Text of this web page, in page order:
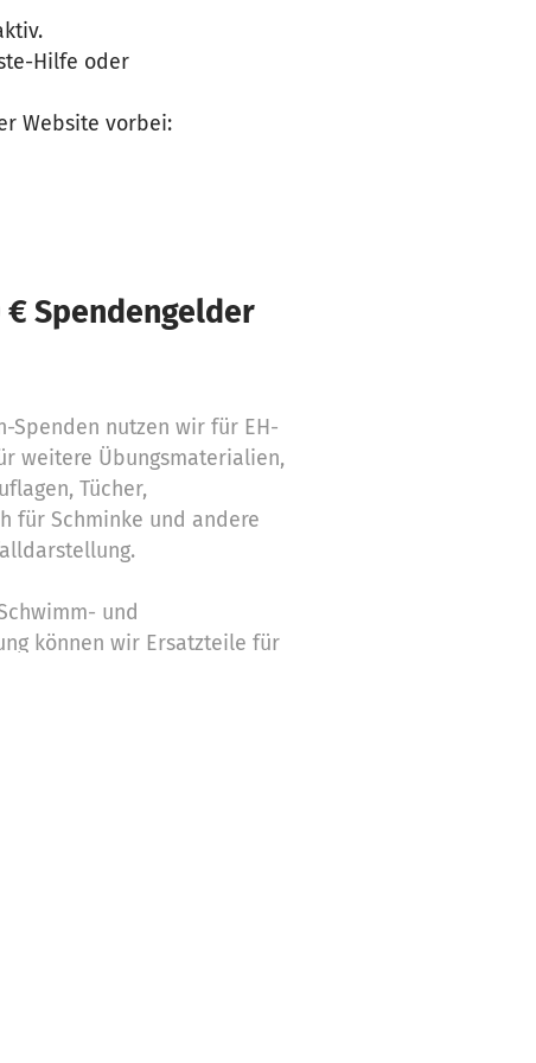
Hilfe oder
Website vorbei:
Spendengelder
Spenden nutzen wir für EH-
weitere Übungsmaterialien,
Tücher,
für Schminke und andere
und
können wir Ersatzteile für
darüberhinaus